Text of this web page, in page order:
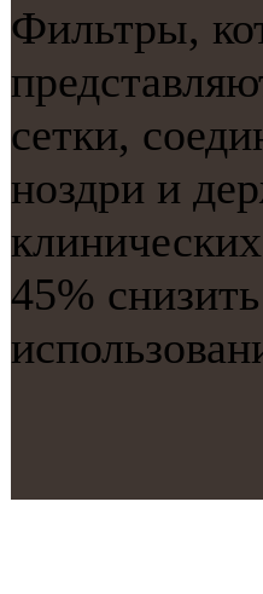
Фильтры,
сетки,
ноздри и
45%